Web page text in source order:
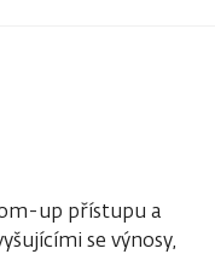
up přístupu a
se výnosy,